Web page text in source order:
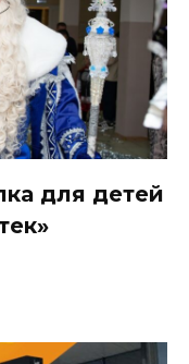
для детей